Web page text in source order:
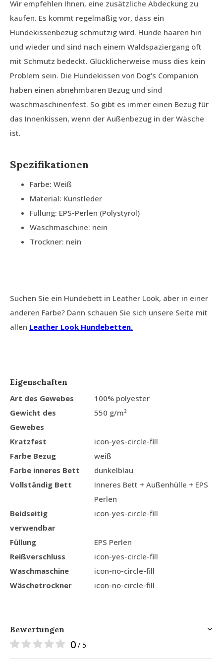
Wir empfehlen Ihnen, eine zusätzliche Abdeckung zu
kaufen. Es kommt regelmäßig vor, dass ein
Hundekissenbezug schmutzig wird. Hunde haaren hin
und wieder und sind nach einem Waldspaziergang oft
mit Schmutz bedeckt. Glücklicherweise muss dies kein
Problem sein. Die Hundekissen von Dog's Companion
haben einen abnehmbaren Bezug und sind
waschmaschinenfest. So gibt es immer einen Bezug für
das Innenkissen, wenn der Außenbezug in der Wäsche
ist.
Spezifikationen
Farbe: Weiß
Material: Kunstleder
Füllung: EPS-Perlen (Polystyrol)
Waschmaschine: nein
Trockner: nein
Suchen Sie ein Hundebett in Leather Look, aber in einer
anderen Farbe? Dann schauen Sie sich unsere Seite mit
allen Leather Look Hundebetten.
Eigenschaften
Art des Gewebes
100% polyester
Gewicht des
Gewebes
550 g/m²
Kratzfest
icon-yes-circle-fill
Farbe Bezug
weiß
Farbe inneres Bett
dunkelblau
Vollständig Bett
Inneres Bett + Außenhülle + EPS
Perlen
Beidseitig
verwendbar
icon-yes-circle-fill
Füllung
EPS Perlen
Reißverschluss
icon-yes-circle-fill
Waschmaschine
icon-no-circle-fill
Wäschetrockner
icon-no-circle-fill
Bewertungen
0 / 5